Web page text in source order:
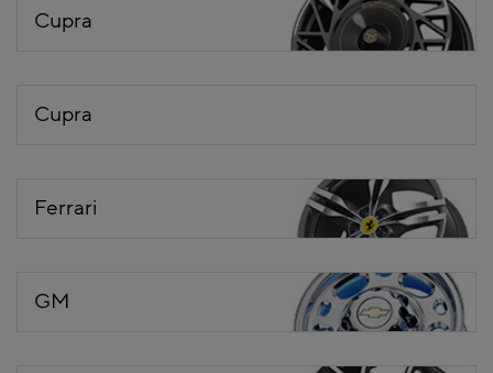
Cupra
Cupra
Ferrari
GM